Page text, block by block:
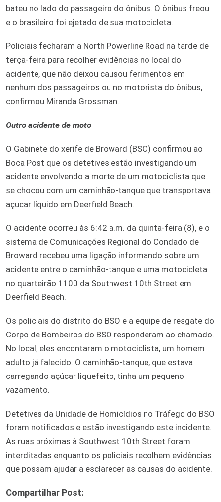
bateu no lado do passageiro do ônibus. O ônibus freou
e o brasileiro foi ejetado de sua motocicleta.
Policiais fecharam a North Powerline Road na tarde de
terça-feira para recolher evidências no local do
acidente, que não deixou causou ferimentos em
nenhum dos passageiros ou no motorista do ônibus,
confirmou Miranda Grossman.
Outro acidente de moto
O Gabinete do xerife de Broward (BSO) confirmou ao
Boca Post que os detetives estão investigando um
acidente envolvendo a morte de um motociclista que
se chocou com um caminhão-tanque que transportava
açucar líquido em Deerfield Beach.
O acidente ocorreu às 6:42 a.m. da quinta-feira (8), e o
sistema de Comunicações Regional do Condado de
Broward recebeu uma ligação informando sobre um
acidente entre o caminhão-tanque e uma motocicleta
no quarteirão 1100 da Southwest 10th Street em
Deerfield Beach.
Os policiais do distrito do BSO e a equipe de resgate do
Corpo de Bombeiros do BSO responderam ao chamado.
No local, eles encontaram o motociclista, um homem
adulto já falecido. O caminhão-tanque, que estava
carregando açúcar liquefeito, tinha um pequeno
vazamento.
Detetives da Unidade de Homicídios no Tráfego do BSO
foram notificados e estão investigando este incidente.
As ruas próximas à Southwest 10th Street foram
interditadas enquanto os policiais recolhem evidências
que possam ajudar a esclarecer as causas do acidente.
Compartilhar Post: